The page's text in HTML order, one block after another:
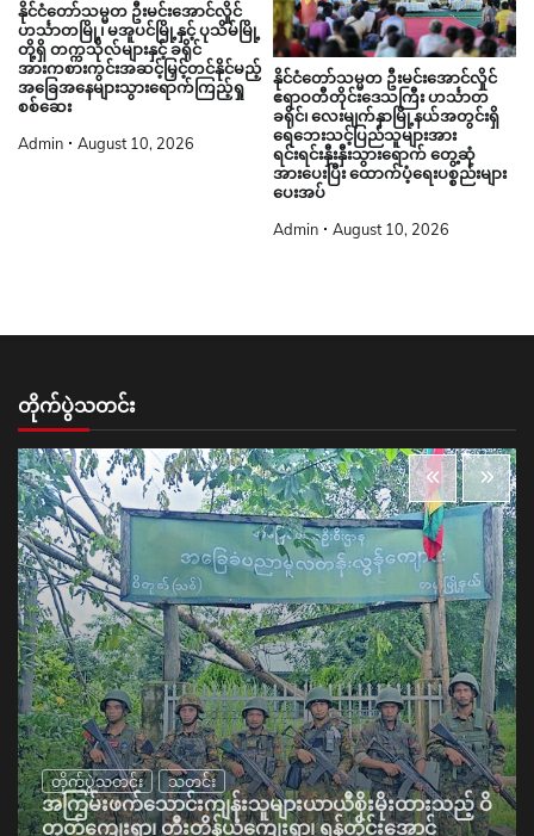
နိုင်ငံတော်သမ္မတ ဦးမင်းအောင်လှိုင်
ဟင်္သာတမြို့၊ မအူပင်မြို့နှင့် ပုသိမ်မြို့
တို့ရှိ တက္ကသိုလ်များနှင့် ခရိုင်
အားကစားကွင်းအဆင့်မြှင့်တင်နိုင်မည့်
အခြေအနေများသွားရောက်ကြည့်ရှု
စစ်ဆေး
Admin August 10, 2026
နိုင်ငံတော်သမ္မတ ဦးမင်းအောင်လှိုင်
ဧရာဝတီတိုင်းဒေသကြီး ဟင်္သာတ
ခရိုင်၊ လေးမျက်နှာမြို့နယ်အတွင်းရှိ
ရေဘေးသင့်ပြည်သူများအား
ရင်းရင်းနှီးနှီးသွားရောက် တွေ့ဆုံ
အားပေးပြီး ထောက်ပံ့ရေးပစ္စည်းများ
ပေးအပ်
Admin August 10, 2026
တိုက်ပွဲသတင်း
တိုက်ပွဲသတင်း သတင်း
အကြမ်းဖက်သောင်းကျန်းသူများယာယီစိုးမိုးထားသည့် ဝိ
တုတ်ကျေးရွာ၊ တီးတိန်ယံကျေးရွာ၊ ရန်တိုင်းအောင်